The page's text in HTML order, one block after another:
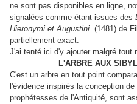
ne sont pas disponibles en ligne,
signalées comme étant issues des
Hieronymi et Augustini (1481) de
partiellement exact.
J'ai tenté ici d'y ajouter malgré tout
L'ARBRE AUX
C'est un arbre en tout point
l'évidence inspirés la conception
prophétesses de l'Antiquité, sont